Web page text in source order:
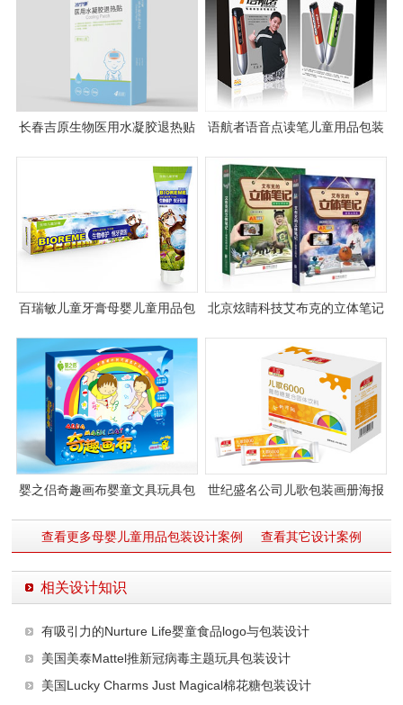
长春吉原生物医用水凝胶退热贴
语航者语音点读笔儿童用品包装
百瑞敏儿童牙膏母婴儿童用品包
北京炫睛科技艾布克的立体笔记
婴之侣奇趣画布婴童文具玩具包
世纪盛名公司儿歌包装画册海报
查看更多母婴儿童用品包装设计案例
查看其它设计案例
相关设计知识
有吸引力的Nurture Life婴童食品logo与包装设计
美国美泰Mattel推新冠病毒主题玩具包装设计
美国Lucky Charms Just Magical棉花糖包装设计